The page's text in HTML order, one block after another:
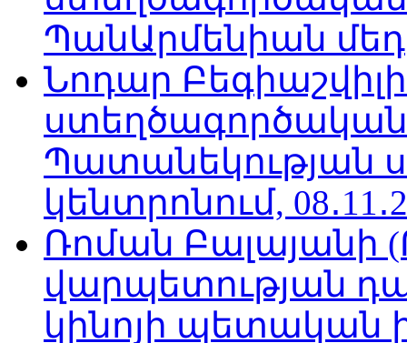
ՊանԱրմենիան
Նոդար
Պատանեկության
կենտրոնում,
Ռոման Բալայանի
վարպետության
կինոյի պետական